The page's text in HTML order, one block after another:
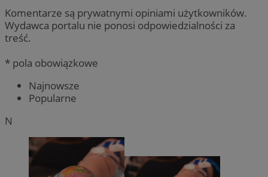
Komentarze są prywatnymi opiniami użytkowników.
Wydawca portalu nie ponosi odpowiedzialności za
treść.
* pola obowiązkowe
Najnowsze
Popularne
N